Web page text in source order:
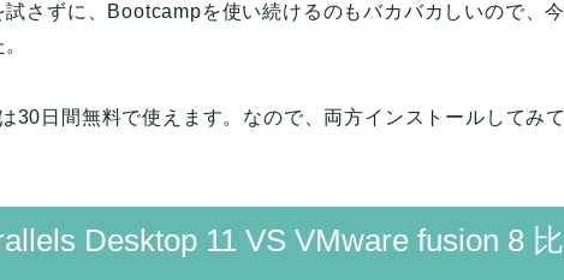
さずに、Bootcampを使い続けるのもバカバカしいので、今
30日間無料で使えます。なので、両方インストールしてみて
Desktop 11 VS VMware fusion 8 比